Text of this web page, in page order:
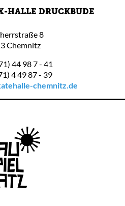
HALLE DRUCKBUDE
8
Chemnitz
44 98 7 - 41
4 49 87 - 39
chemnitz.de